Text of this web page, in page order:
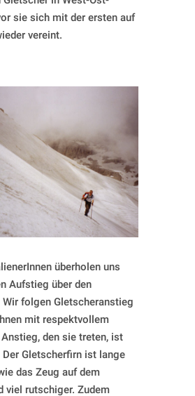
sie sich mit der ersten auf
vereint.
überholen uns
Aufstieg über den
Wir folgen Gletscheranstieg
mit respektvollem
den sie treten, ist
Gletscherfirn ist lange
das Zeug auf dem
viel rutschiger. Zudem